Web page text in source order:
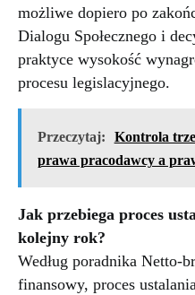
możliwe dopiero po
Dialogu Społecznego i
praktyce wysokość
procesu legislacyjnego.
Przeczytaj:
Kontrola
prawa pracodawcy a
Jak przebiega proces
kolejny rok?
Według poradnika Netto-
finansowy, proces